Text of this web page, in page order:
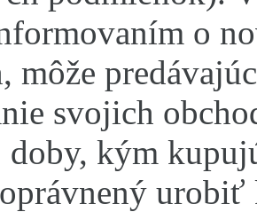
o
môže
svojich
doby, kým